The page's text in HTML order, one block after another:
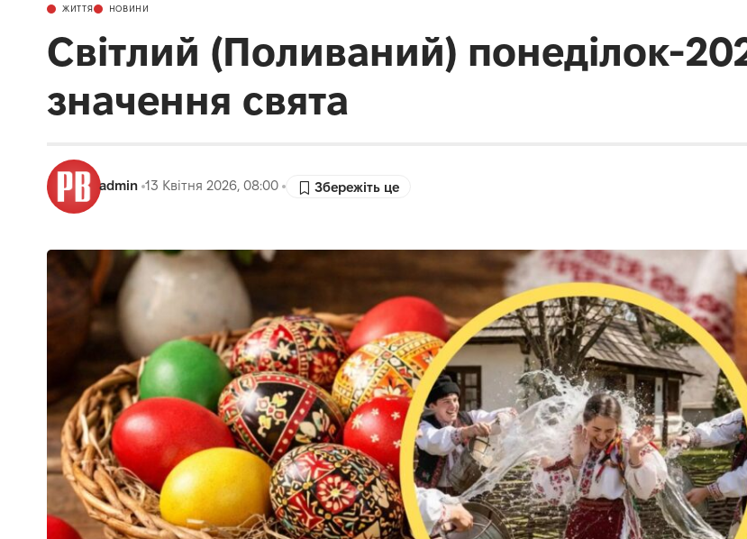
ЖИТТЯ НОВИНИ
Світлий (Поливаний) понеділок-
значення свята
admin 13 Квітня 2026, 08:00